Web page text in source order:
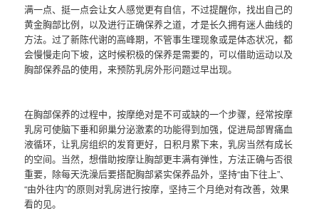
满一点、挺一点会让女人感觉更有自信，不过提醒你，找出自己的
黄金胸部比例，以及进行正确保养之道，才是长久拥有迷人曲线的
方法。过了新陈代谢的高峰期，不管事生理现象或是体态状况，都
会慢慢走向下坡，这时候积极的保养是需要的，可以借助运动以及
胸部保养品的使用，来预防乳房外形问题过早出现。
在胸部保养的过程中，按摩绝对是不可或缺的一个步骤，经常按摩
乳房可使脑下垂和卵巢分泌激素的功能得到加强，促进局部胃痛血
液循环，让乳房组织的发育更好，日积月累下来，乳房当然有成长
的空间。当然，想借助按摩让胸部更丰满有弹性，方法正确与否很
重要，除每天洗澡后要搭配胸部紧实保养品外，坚持“由下往上”、
“由外往内”的原则对乳房进行按摩，坚持三个月绝对有改善，效果
看的见。